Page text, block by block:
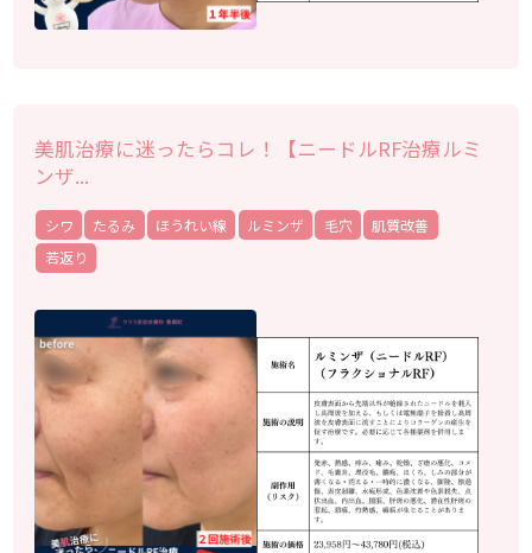
美肌治療に迷ったらコレ！【ニードルRF治療ルミ
ンザ...
シワ たるみ ほうれい線 ルミンザ 毛穴
肌質改善
若返り